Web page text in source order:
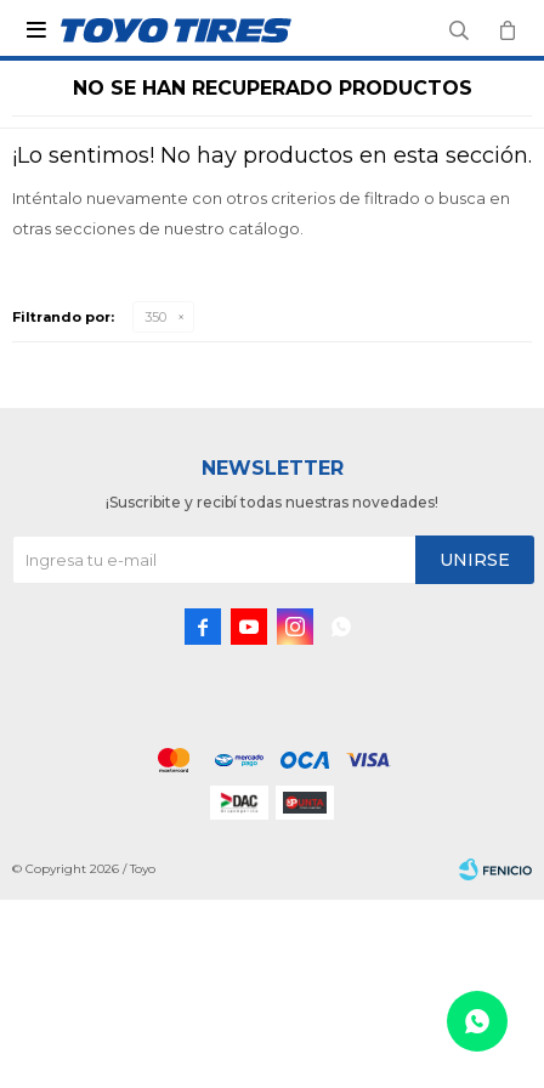

NO SE HAN RECUPERADO PRODUCTOS
¡Lo sentimos! No hay productos en esta sección.
Inténtalo nuevamente con otros criterios de filtrado o busca en
otras secciones de nuestro catálogo.
Filtrando por: 350
NEWSLETTER
¡Suscribite y recibí todas nuestras novedades!
UNIRSE
  
© Copyright 2026 / Toyo
Fenicio